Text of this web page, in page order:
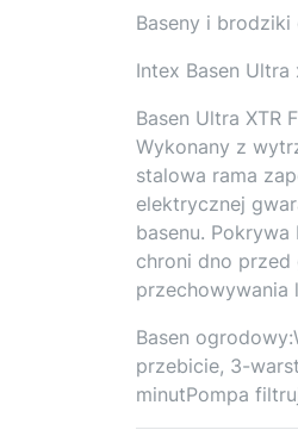
Baseny i
Intex Basen
Basen Ultra XTR
Wykonany z
stalowa rama
elektrycznej
basenu.
chroni dno przed
przechowywania
Basen
przebicie, 3-
minutPompa